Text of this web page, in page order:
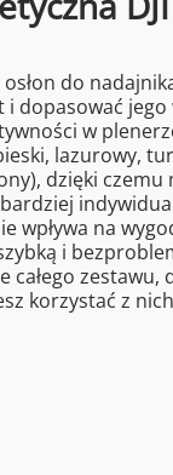
do
dopasować
w
lazurowy,
dzięki
wpływa na
i
całego
korzystać z